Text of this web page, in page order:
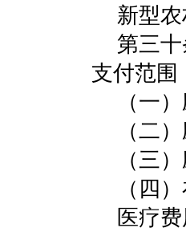
新型
第三
支付范围
（一
（二
（三
（四
医疗